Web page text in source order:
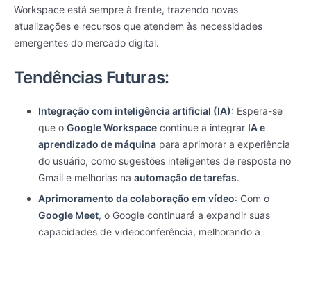
Workspace está sempre à frente, trazendo novas
atualizações e recursos que atendem às necessidades
emergentes do mercado digital.
Tendências Futuras:
Integração com inteligência artificial (IA): Espera-se
que o Google Workspace continue a integrar IA e
aprendizado de máquina para aprimorar a experiência
do usuário, como sugestões inteligentes de resposta no
Gmail e melhorias na automação de tarefas.
Aprimoramento da colaboração em vídeo: Com o
Google Meet, o Google continuará a expandir suas
capacidades de videoconferência, melhorando a